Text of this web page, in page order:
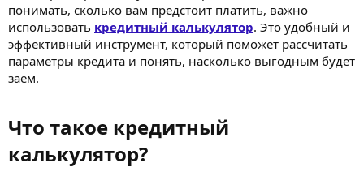
понимать, сколько вам предстоит платить, важно
использовать кредитный калькулятор. Это удобный и
эффективный инструмент, который поможет рассчитать
параметры кредита и понять, насколько выгодным будет
заем.
Что такое кредитный
калькулятор?​